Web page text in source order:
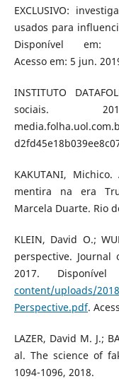
EXCLUSIVO:
usados para
Disponível em:
Acesso em: 5 jun.
INSTITUTO
sociais.
KAKUTANI,
mentira na era
Marcela Duarte. Rio
KLEIN, David O.;
perspective.
2017.
content/uploads/
Perspective.pdf.
LAZER, David M. J.;
al. The science of
1094-1096, 2018.